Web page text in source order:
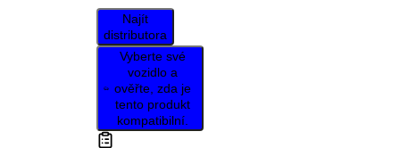
Najít
distributora
Vyberte své
vozidlo a
ověřte, zda je
tento produkt
kompatibilní.